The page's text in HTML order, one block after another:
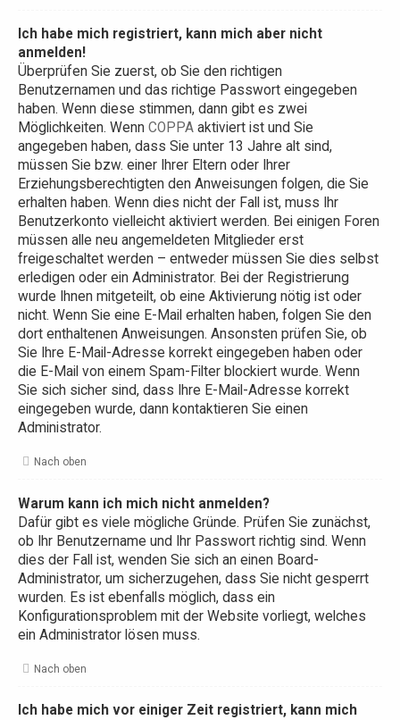
Ich habe mich registriert, kann mich aber nicht
anmelden!
Überprüfen Sie zuerst, ob Sie den richtigen
Benutzernamen und das richtige Passwort eingegeben
haben. Wenn diese stimmen, dann gibt es zwei
Möglichkeiten. Wenn COPPA aktiviert ist und Sie
angegeben haben, dass Sie unter 13 Jahre alt sind,
müssen Sie bzw. einer Ihrer Eltern oder Ihrer
Erziehungsberechtigten den Anweisungen folgen, die Sie
erhalten haben. Wenn dies nicht der Fall ist, muss Ihr
Benutzerkonto vielleicht aktiviert werden. Bei einigen Foren
müssen alle neu angemeldeten Mitglieder erst
freigeschaltet werden – entweder müssen Sie dies selbst
erledigen oder ein Administrator. Bei der Registrierung
wurde Ihnen mitgeteilt, ob eine Aktivierung nötig ist oder
nicht. Wenn Sie eine E-Mail erhalten haben, folgen Sie den
dort enthaltenen Anweisungen. Ansonsten prüfen Sie, ob
Sie Ihre E-Mail-Adresse korrekt eingegeben haben oder
die E-Mail von einem Spam-Filter blockiert wurde. Wenn
Sie sich sicher sind, dass Ihre E-Mail-Adresse korrekt
eingegeben wurde, dann kontaktieren Sie einen
Administrator.
Nach oben
Warum kann ich mich nicht anmelden?
Dafür gibt es viele mögliche Gründe. Prüfen Sie zunächst,
ob Ihr Benutzername und Ihr Passwort richtig sind. Wenn
dies der Fall ist, wenden Sie sich an einen Board-
Administrator, um sicherzugehen, dass Sie nicht gesperrt
wurden. Es ist ebenfalls möglich, dass ein
Konfigurationsproblem mit der Website vorliegt, welches
ein Administrator lösen muss.
Nach oben
Ich habe mich vor einiger Zeit registriert, kann mich